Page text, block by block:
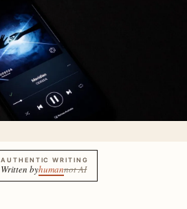
AUTHENTIC WRITING
Written byhumannot AI